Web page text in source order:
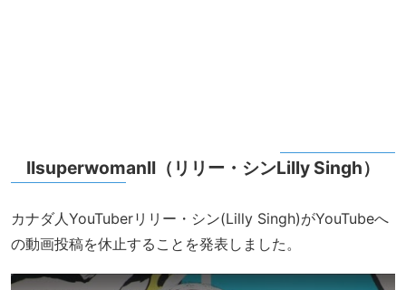
IIsuperwomanII（リリー・シンLilly Singh）
カナダ人YouTuberリリー・シン(Lilly Singh)がYouTubeへ
の動画投稿を休止することを発表しました。